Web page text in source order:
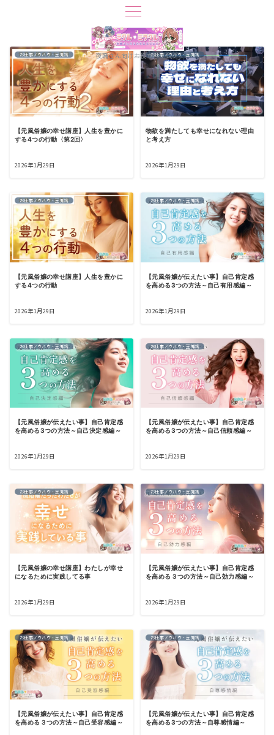
夜職さん向けお役立ちブログ
お仕事ノウハウ・豆知識
【元風俗嬢の幸せ講座】人生を豊かに
する4つの行動〈第2回〉
2026年1月29日
お仕事ノウハウ・豆知識
物欲を満たしても幸せになれない理由
と考え方
2026年1月29日
お仕事ノウハウ・豆知識
【元風俗嬢の幸せ講座】人生を豊かに
する4つの行動
2026年1月29日
お仕事ノウハウ・豆知識
【元風俗嬢が伝えたい事】自己肯定感
を高める3つの方法～自己有用感編～
2026年1月29日
お仕事ノウハウ・豆知識
【元風俗嬢が伝えたい事】自己肯定感
を高める3つの方法～自己決定感編～
2026年1月29日
お仕事ノウハウ・豆知識
【元風俗嬢が伝えたい事】自己肯定感
を高める3つの方法～自己信頼感編～
2026年1月29日
お仕事ノウハウ・豆知識
【元風俗嬢の幸せ講座】わたしが幸せ
になるために実践してる事
2026年1月29日
お仕事ノウハウ・豆知識
【元風俗嬢が伝えたい事】自己肯定感
を高める３つの方法～自己効力感編～
2026年1月29日
お仕事ノウハウ・豆知識
【元風俗嬢が伝えたい事】自己肯定感
を高める３つの方法～自己受容感編～
お仕事ノウハウ・豆知識
【元風俗嬢が伝えたい事】自己肯定感
を高める3つの方法～自尊感情編～